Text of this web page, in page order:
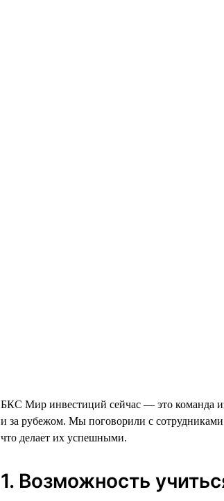
БКС Мир инвестиций сейчас — это команда
и за рубежом. Мы поговорили с
что делает их успешными.
1. Возможность